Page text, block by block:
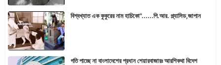
বিশ্বখ্যাত এক কুকুরের নাম হাচিকো"......পি.আর. প্ল্যাসিড,জাপান
গতি পাচ্ছে না বাংলাদেশের প্রধান শেয়ারবাজারঃ আরশিকথা বিদেশ